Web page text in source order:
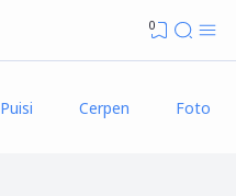
0
Puisi Cerpen Foto